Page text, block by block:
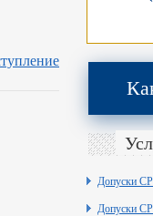
Допуски
Допуски